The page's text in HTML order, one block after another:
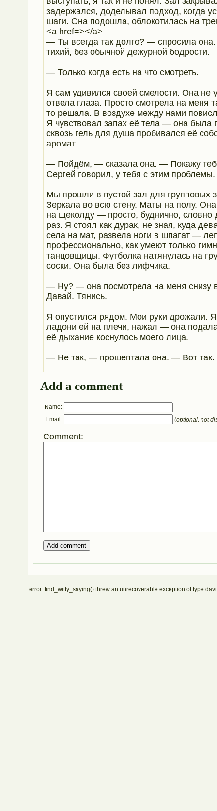
задержался, доделывал подход, когда
шаги. Она подошла, облокотилась на
<a href=></a>
— Ты всегда так долго? — спросила
тихий, без обычной дежурной бодрости.
— Только когда есть на что смотреть.
Я сам удивился своей смелости. Она не
отвела глаза. Просто смотрела на меня
то решала. В воздухе между нами
Я чувствовал запах её тела — она была
сквозь гель для душа пробивался её
аромат.
— Пойдём, — сказала она. — Покажу
Сергей говорил, у тебя с этим проблемы.
Мы прошли в пустой зал для групповых
Зеркала во всю стену. Маты на полу.
на щеколду — просто, буднично, словно
раз. Я стоял как дурак, не зная, куда
села на мат, развела ноги в шпагат —
профессионально, как умеют только
танцовщицы. Футболка натянулась на
соски. Она была без лифчика.
— Ну? — она посмотрела на меня снизу
Давай. Тянись.
Я опустился рядом. Мои руки дрожали.
ладони ей на плечи, нажал — она
её дыхание коснулось моего лица.
— Не так, — прошептала она. — Вот так.
Add a comment
Name:
Email:
(optional, not
Comment:
error: find_witty_saying() threw an unrecoverable exception of type